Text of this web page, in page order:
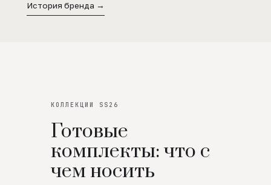
История бренда →
КОЛЛЕКЦИИ SS26
Готовые
комплекты: что с
чем носить